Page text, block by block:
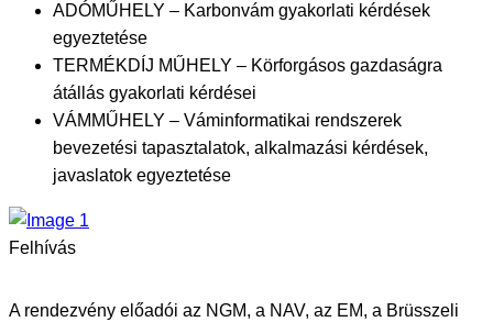
ADÓMŰHELY – Karbonvám gyakorlati kérdések
egyeztetése
TERMÉKDÍJ MŰHELY – Körforgásos gazdaságra
átállás gyakorlati kérdései
VÁMMŰHELY – Váminformatikai rendszerek
bevezetési tapasztalatok, alkalmazási kérdések,
javaslatok egyeztetése
Felhívás
A rendezvény előadói az NGM, a NAV, az EM, a Brüsszeli